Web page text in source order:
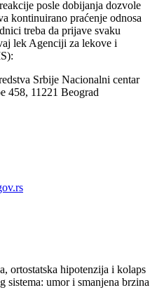
posle dobijanja dozvole
kontinuirano praćenje odnosa
treba da prijave svaku
lek Agenciji za lekove i
Srbije Nacionalni centar
458, 11221 Beograd
ortostatska hipotenzija i kolaps
sistema: umor i smanjena brzina